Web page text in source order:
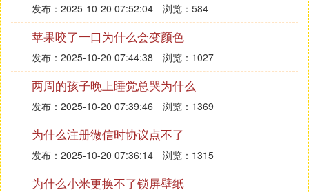
发布：2025-10-20 07:52:04 浏览：584
苹果咬了一口为什么会变颜色
发布：2025-10-20 07:44:38 浏览：1027
两周的孩子晚上睡觉总哭为什么
发布：2025-10-20 07:39:46 浏览：1369
为什么注册微信时协议点不了
发布：2025-10-20 07:36:14 浏览：1315
为什么小米更换不了锁屏壁纸